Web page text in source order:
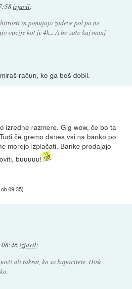
izjavil:
in ponujajo zadeve pol pa ne
opcije kot je 4k... A bo zato kaj manj
račun, ko ga boš dobil.
izredne razmere. Gig wow, če bo ta
če gremo danes vsi na banko po
morejo izplačati. Banke prodajajo
buuuuu!
09:35)
08:46izjavil:
ali takrat, ko so kapacitete. Disk